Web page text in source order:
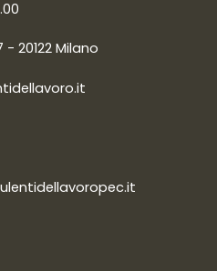
20122 Milano